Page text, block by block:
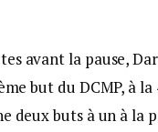
avant la pause,
but du DCMP, à
deux buts à un à la